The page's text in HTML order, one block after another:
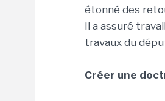
étonné des
Il a assuré
travaux du
Créer une